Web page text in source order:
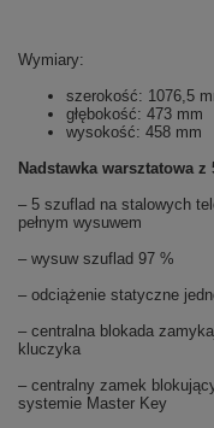
Wymiary:
szerokość: 1076,5
głębokość: 473 mm
wysokość: 458 mm
Nadstawka warsztatowa z
– 5 szuflad na stalowych
pełnym wysuwem
– wysuw szuflad 97 %
– odciążenie statyczne
– centralna blokada
kluczyka
– centralny zamek
systemie Master Key